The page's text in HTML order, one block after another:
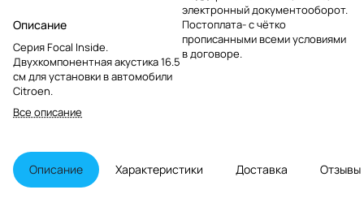
Описание
Серия Focal Inside.
Двухкомпонентная акустика 16.5
см для установки в автомобили
Citroen.
Все описание
электронный документооборот.
Постоплата- с чётко
прописанными всеми условиями
в договоре.
Описание Характеристики Доставка Отзывы